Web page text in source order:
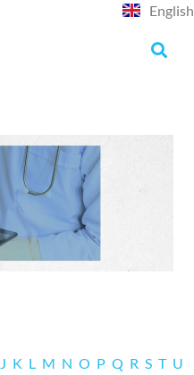
English
J K L M N O P Q R S T U